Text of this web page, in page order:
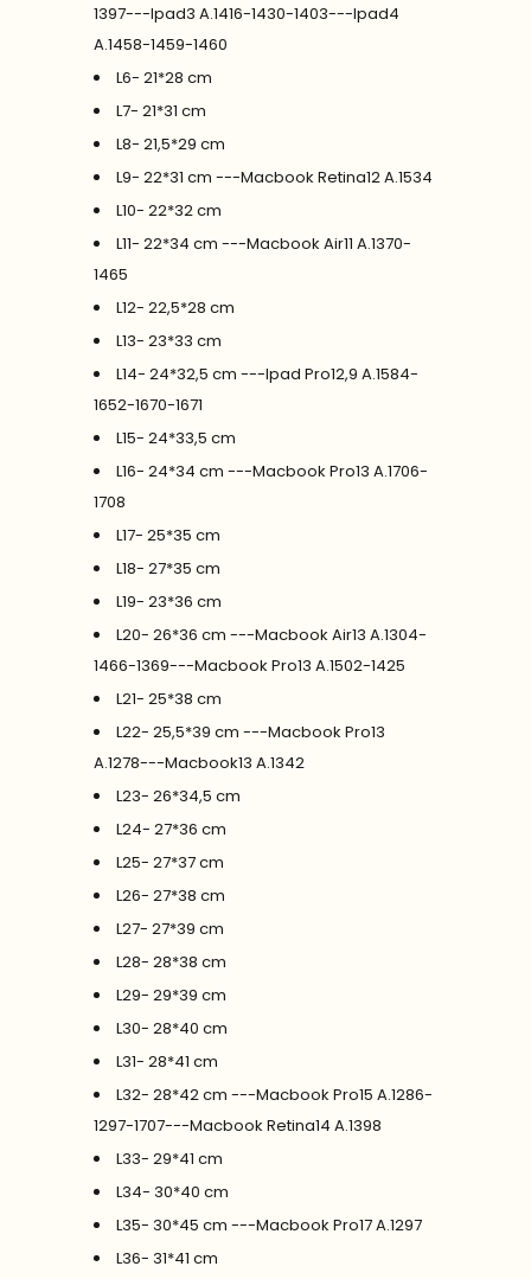
1397---Ipad3 A.1416-1430-1403---Ipad4
A.1458-1459-1460
L6- 21*28 cm
L7- 21*31 cm
L8- 21,5*29 cm
L9- 22*31 cm ---Macbook Retina12 A.1534
L10- 22*32 cm
L11- 22*34 cm ---Macbook Air11 A.1370-
1465
L12- 22,5*28 cm
L13- 23*33 cm
L14- 24*32,5 cm ---Ipad Pro12,9 A.1584-
1652-1670-1671
L15- 24*33,5 cm
L16- 24*34 cm ---Macbook Pro13 A.1706-
1708
L17- 25*35 cm
L18- 27*35 cm
L19- 23*36 cm
L20- 26*36 cm ---Macbook Air13 A.1304-
1466-1369---Macbook Pro13 A.1502-1425
L21- 25*38 cm
L22- 25,5*39 cm ---Macbook Pro13
A.1278---Macbook13 A.1342
L23- 26*34,5 cm
L24- 27*36 cm
L25- 27*37 cm
L26- 27*38 cm
L27- 27*39 cm
L28- 28*38 cm
L29- 29*39 cm
L30- 28*40 cm
L31- 28*41 cm
L32- 28*42 cm ---Macbook Pro15 A.1286-
1297-1707---Macbook Retina14 A.1398
L33- 29*41 cm
L34- 30*40 cm
L35- 30*45 cm ---Macbook Pro17 A.1297
L36- 31*41 cm